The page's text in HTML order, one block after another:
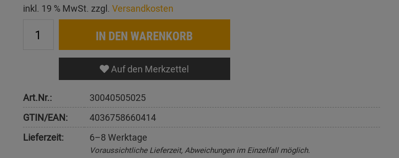
inkl. 19 % MwSt. zzgl. Versandkosten
IN DEN WARENKORB
Auf den Merkzettel
Art.Nr.:
30040505025
GTIN/EAN:
4036758660414
Lieferzeit:
6–8 Werktage
Voraussichtliche Lieferzeit, Abweichungen im Einzelfall möglich.